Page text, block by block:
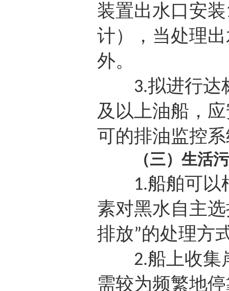
装置出水口安装
计），当处理
外。
3.拟进行达
及以上油船，
可的排油监控
（三）生活
1.船舶可以
素对黑水自主
排放”的处理方
2.船上收集
需较为频繁地